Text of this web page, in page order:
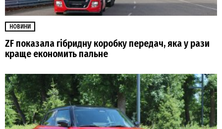
НОВИНИ
ZF показала гібридну коробку передач, яка у рази
краще економить пальне